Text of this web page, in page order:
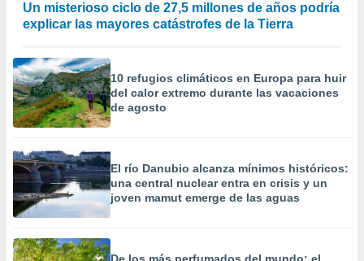
Un misterioso ciclo de 27,5 millones de años podría
explicar las mayores catástrofes de la Tierra
10 refugios climáticos en Europa para huir
del calor extremo durante las vacaciones
de agosto
El río Danubio alcanza mínimos históricos:
una central nuclear entra en crisis y un
joven mamut emerge de las aguas